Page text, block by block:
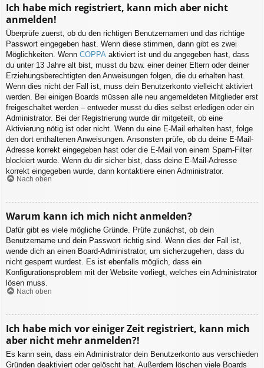
Ich habe mich registriert, kann mich aber nicht
anmelden!
Überprüfe zuerst, ob du den richtigen Benutzernamen und das richtige
Passwort eingegeben hast. Wenn diese stimmen, dann gibt es zwei
Möglichkeiten. Wenn COPPA aktiviert ist und du angegeben hast, dass
du unter 13 Jahre alt bist, musst du bzw. einer deiner Eltern oder deiner
Erziehungsberechtigten den Anweisungen folgen, die du erhalten hast.
Wenn dies nicht der Fall ist, muss dein Benutzerkonto vielleicht aktiviert
werden. Bei einigen Boards müssen alle neu angemeldeten Mitglieder erst
freigeschaltet werden – entweder musst du dies selbst erledigen oder ein
Administrator. Bei der Registrierung wurde dir mitgeteilt, ob eine
Aktivierung nötig ist oder nicht. Wenn du eine E-Mail erhalten hast, folge
den dort enthaltenen Anweisungen. Ansonsten prüfe, ob du deine E-Mail-
Adresse korrekt eingegeben hast oder die E-Mail von einem Spam-Filter
blockiert wurde. Wenn du dir sicher bist, dass deine E-Mail-Adresse
korrekt eingegeben wurde, dann kontaktiere einen Administrator.
Nach oben
Warum kann ich mich nicht anmelden?
Dafür gibt es viele mögliche Gründe. Prüfe zunächst, ob dein
Benutzername und dein Passwort richtig sind. Wenn dies der Fall ist,
wende dich an einen Board-Administrator, um sicherzugehen, dass du
nicht gesperrt wurdest. Es ist ebenfalls möglich, dass ein
Konfigurationsproblem mit der Website vorliegt, welches ein Administrator
lösen muss.
Nach oben
Ich habe mich vor einiger Zeit registriert, kann mich
aber nicht mehr anmelden?!
Es kann sein, dass ein Administrator dein Benutzerkonto aus verschieden
Gründen deaktiviert oder gelöscht hat. Außerdem löschen viele Boards